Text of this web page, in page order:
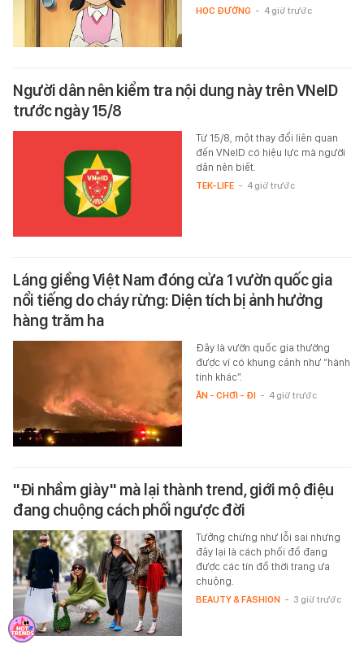
HỌC ĐƯỜNG - 4 giờ trước
Người dân nên kiểm tra nội dung này trên VNeID
trước ngày 15/8
Từ 15/8, một thay đổi liên quan
đến VNeID có hiệu lực mà người
dân nên biết.
TEK-LIFE - 4 giờ trước
Láng giềng Việt Nam đóng cửa 1 vườn quốc gia
nổi tiếng do cháy rừng: Diện tích bị ảnh hưởng
hàng trăm ha
Đây là vườn quốc gia thường
được ví có khung cảnh như “hành
tinh khác”.
ĂN - CHƠI - ĐI - 4 giờ trước
"Đi nhầm giày" mà lại thành trend, giới mộ điệu
đang chuộng cách phối ngược đời
Tưởng chừng như lỗi sai nhưng
đây lại là cách phối đồ đang
được các tín đồ thời trang ưa
chuộng.
BEAUTY & FASHION - 3 giờ trước